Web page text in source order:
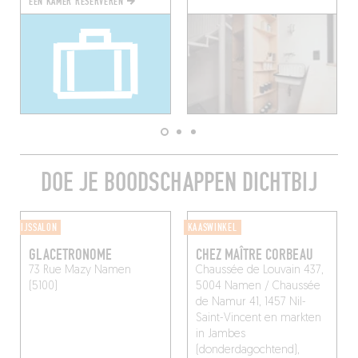
DOE JE BOODSCHAPPEN DICHTBIJ
IJSSALON
GLACETRONOME
73 Rue MazyNamen
(5100)
KAASWINKEL
CHEZ MAÎTRE CORBEAU
Chaussée de Louvain 437,
5004 Namen / Chaussée
de Namur 41, 1457 Nil-
Saint-Vincent en markten
in Jambes
(donderdagochtend),